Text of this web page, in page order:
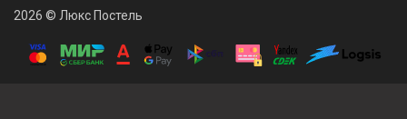
2026 © Люкс Постель